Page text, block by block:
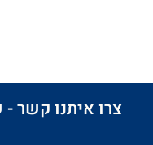
צרו איתנו קשר -